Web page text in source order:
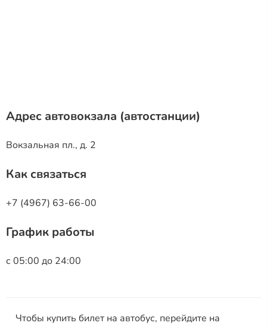
Адрес автовокзала (автостанции)
Вокзальная пл., д. 2
Как связаться
+7 (4967) 63-66-00
График работы
с 05:00 до 24:00
Чтобы купить билет на автобус, перейдите на